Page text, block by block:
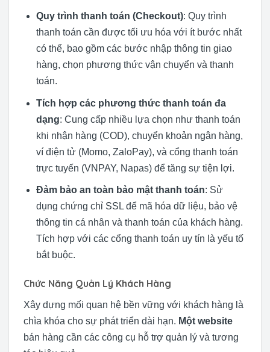
Quy trình thanh toán (Checkout): Quy trình
thanh toán cần được tối ưu hóa với ít bước nhất
có thể, bao gồm các bước nhập thông tin giao
hàng, chọn phương thức vận chuyển và thanh
toán.
Tích hợp các phương thức thanh toán đa
dạng: Cung cấp nhiều lựa chọn như thanh toán
khi nhận hàng (COD), chuyển khoản ngân hàng,
ví điện tử (Momo, ZaloPay), và cổng thanh toán
trực tuyến (VNPAY, Napas) để tăng sự tiện lợi.
Đảm bảo an toàn bảo mật thanh toán: Sử
dụng chứng chỉ SSL để mã hóa dữ liệu, bảo vệ
thông tin cá nhân và thanh toán của khách hàng.
Tích hợp với các cổng thanh toán uy tín là yếu tố
bắt buộc.
Chức Năng Quản Lý Khách Hàng
Xây dựng mối quan hệ bền vững với khách hàng là
chìa khóa cho sự phát triển dài hạn. Một website
bán hàng cần các công cụ hỗ trợ quản lý và tương